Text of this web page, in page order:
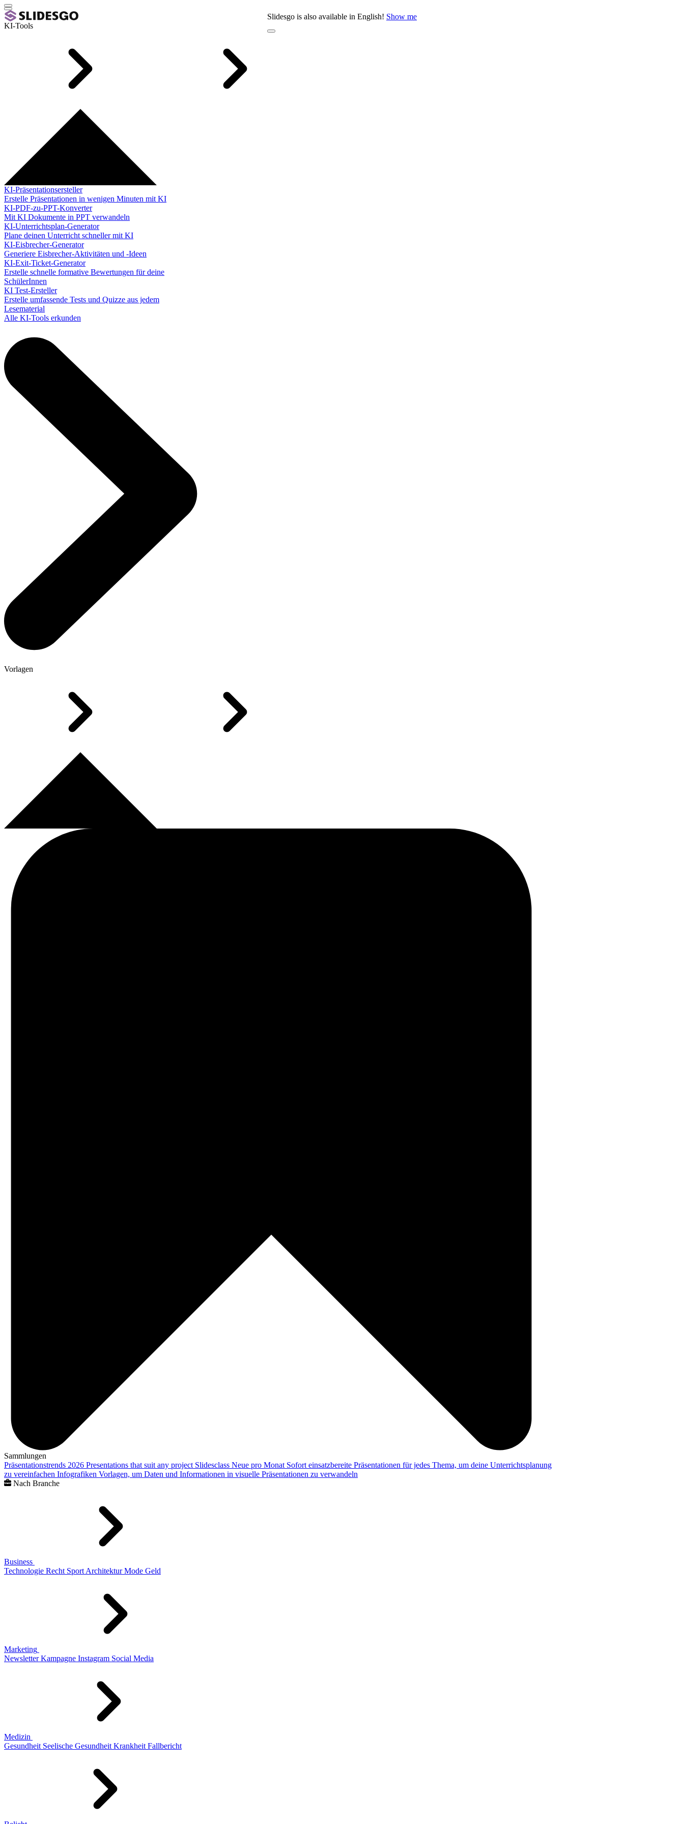
Slidesgo is also available in English! Show me
KI-Tools
KI-Präsentationsersteller
Erstelle Präsentationen in wenigen Minuten mit KI
KI-PDF-zu-PPT-Konverter
Mit KI Dokumente in PPT verwandeln
KI-Unterrichtsplan-Generator
Plane deinen Unterricht schneller mit KI
KI-Eisbrecher-Generator
Generiere Eisbrecher-Aktivitäten und -Ideen
KI-Exit-Ticket-Generator
Erstelle schnelle formative Bewertungen für deine
SchülerInnen
KI Test-Ersteller
Erstelle umfassende Tests und Quizze aus jedem
Lesematerial
Alle KI-Tools erkunden
Vorlagen
Sammlungen
Präsentationstrends 2026 Presentations that suit any project Slidesclass Neue pro Monat Sofort einsatzbereite Präsentationen für jedes Thema, um deine Unterrichtsplanung
zu vereinfachen Infografiken Vorlagen, um Daten und Informationen in visuelle Präsentationen zu verwandeln
Nach Branche
Business
Technologie Recht Sport Architektur Mode Geld
Marketing
Newsletter Kampagne Instagram Social Media
Medizin
Gesundheit Seelische Gesundheit Krankheit Fallbericht